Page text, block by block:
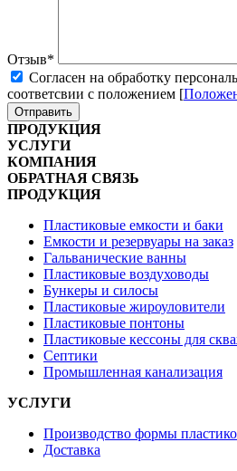
Отзыв*
Cогласен на обработку
соответсвии с положением [
Отправить
ПРОДУКЦИЯ
УСЛУГИ
КОМПАНИЯ
ОБРАТНАЯ СВЯЗЬ
ПРОДУКЦИЯ
Пластиковые емкости и баки
Емкости и резервуары на заказ
Гальванические ванны
Пластиковые воздуховоды
Бункеры и силосы
Пластиковые жироуловители
Пластиковые понтоны
Пластиковые кессоны для
Септики
Промышленная канализация
УСЛУГИ
Производство формы
Доставка